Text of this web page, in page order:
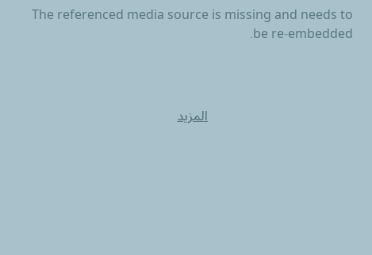
The referenced media source is missing and needs to
be re-embedded.
المزيد